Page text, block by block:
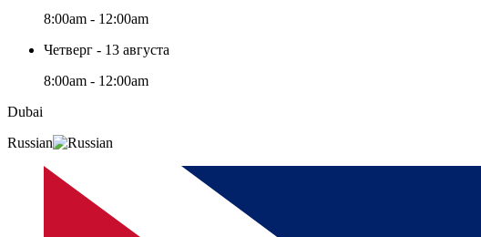
8:00am - 12:00am
Четверг - 13 августа
8:00am - 12:00am
Dubai
Russian